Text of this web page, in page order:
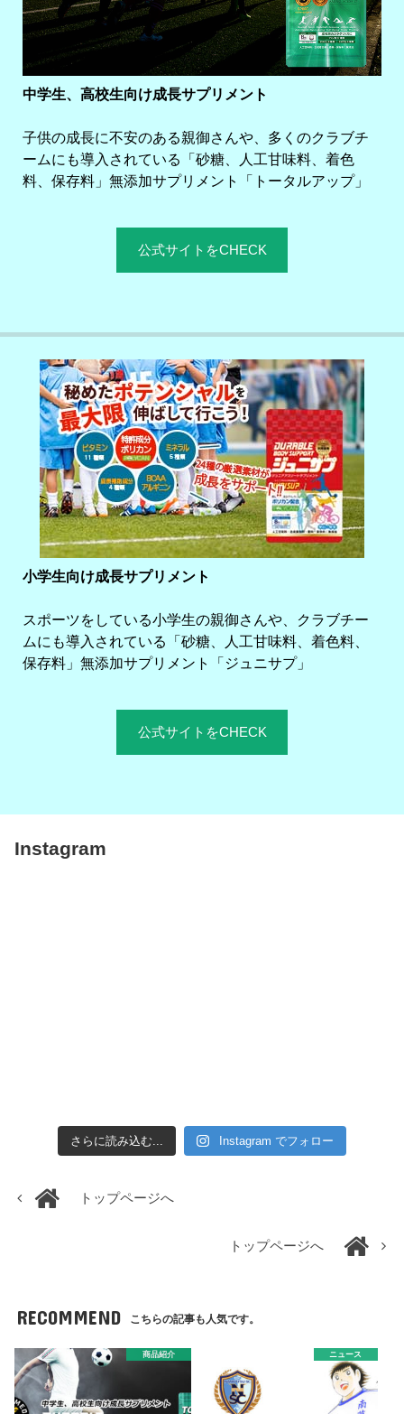
中学生、高校生向け成長サプリメント
子供の成長に不安のある親御さんや、多くのクラブチ
ームにも導入されている「砂糖、人工甘味料、着色
料、保存料」無添加サプリメント「トータルアップ」
公式サイトをCHECK
小学生向け成長サプリメント
スポーツをしている小学生の親御さんや、クラブチー
ムにも導入されている「砂糖、人工甘味料、着色料、
保存料」無添加サプリメント「ジュニサプ」
公式サイトをCHECK
Instagram
さらに読み込む... Instagram でフォロー
トップページへ
トップページへ
RECOMMEND こちらの記事も人気です。
商品紹介 ニュース